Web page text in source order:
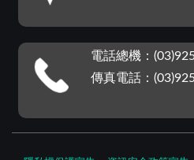
電話總機：
傳真電話：